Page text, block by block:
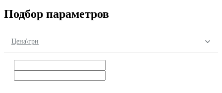
Подбор параметров
Цена\грн